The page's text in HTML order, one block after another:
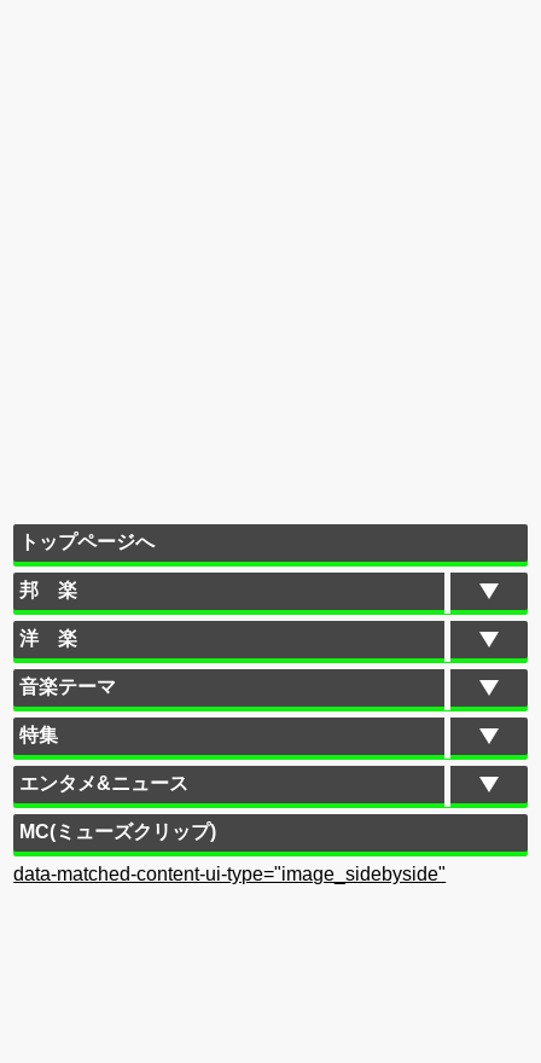
トップページへ
邦 楽
洋 楽
音楽テーマ
特集
エンタメ&ニュース
MC(ミューズクリップ)
data-matched-content-ui-type="image_sidebyside"